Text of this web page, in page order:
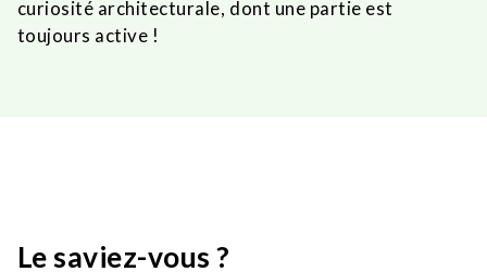
curiosité architecturale, dont une partie est
toujours active !
Le saviez-vous ?